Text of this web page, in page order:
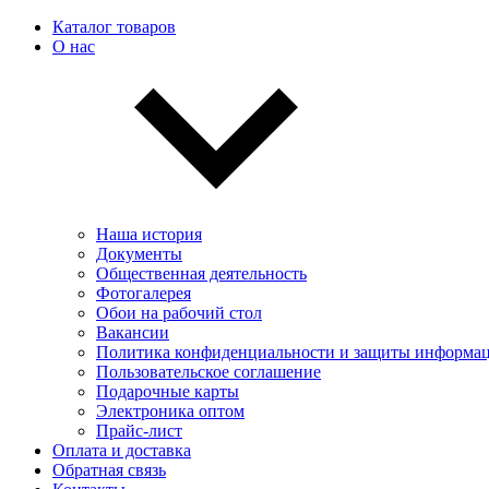
Каталог товаров
О нас
Наша история
Документы
Общественная деятельность
Фотогалерея
Обои на рабочий стол
Вакансии
Политика конфиденциальности и защиты
Пользовательскоe соглашение
Подарочные карты
Электроника оптом
Прайс-лист
Оплата и доставка
Обратная связь